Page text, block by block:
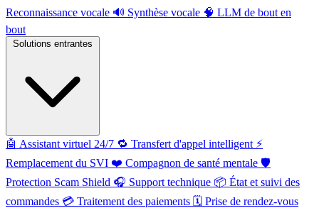
Reconnaissance vocale 🔊 Synthèse vocale 🧠 LLM de bout en
bout
Solutions entrantes
🤖 Assistant virtuel 24/7 🔁 Transfert d'appel intelligent ⚡️
Remplacement du SVI ❤️ Compagnon de santé mentale 🛡️
Protection Scam Shield 🎧 Support technique 📦 État et suivi des
commandes 💳 Traitement des paiements 🗓️ Prise de rendez-vous